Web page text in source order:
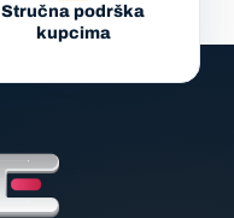
Stručna podrška
kupcima